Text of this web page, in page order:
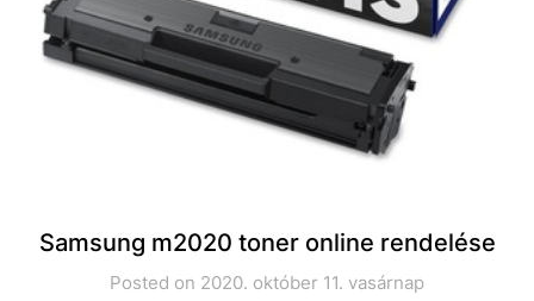
Samsung m2020 toner online rendelése
Posted on 2020. október 11. vasárnap